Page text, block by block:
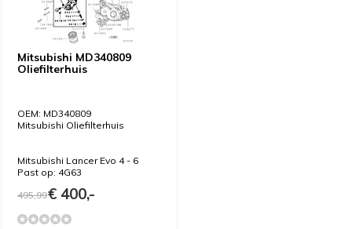
Mitsubishi MD340809
Oliefilterhuis
OEM: MD340809
Mitsubishi Oliefilterhuis
Mitsubishi Lancer Evo 4 - 6
Past op: 4G63
495,99€ 400,-